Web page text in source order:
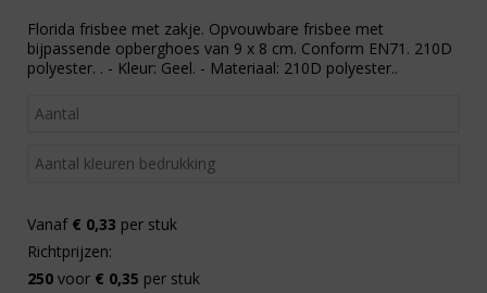
Florida frisbee met zakje. Opvouwbare frisbee met
bijpassende opberghoes van 9 x 8 cm. Conform EN71. 210D
polyester. . - Kleur: Geel. - Materiaal: 210D polyester..
Vanaf € 0,33 per stuk
Richtprijzen:
250 voor € 0,35 per stuk